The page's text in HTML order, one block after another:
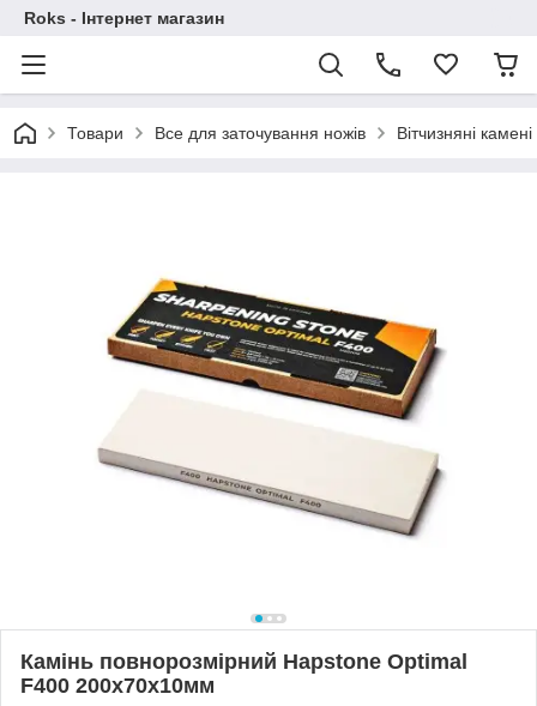
Roks - Інтернет магазин
Товари Все для заточування ножів Вітчизняні
Камінь повнорозмірний Hapstone Optimal
F400 200х70х10мм